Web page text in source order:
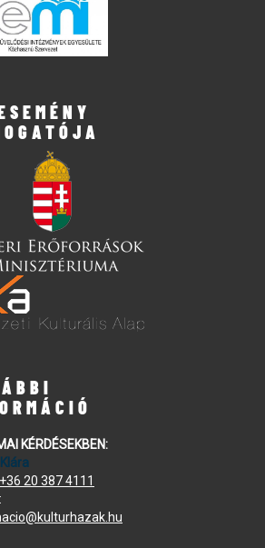
KÉRDÉSEKBEN:
+36 20 387 4111